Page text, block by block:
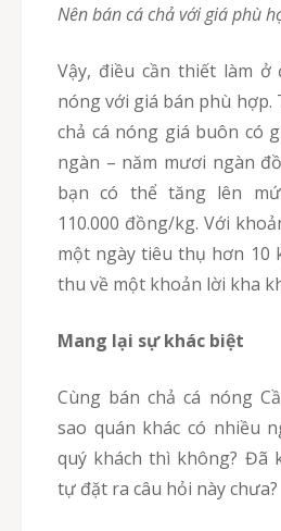
Nên bán cá chả với giá phù
Vậy, điều cần thiết làm ở đây là bán chả cá
nóng với giá bán phù hợp.
chả cá nóng giá buôn có
ngàn – năm mươi ngàn
bạn có thể tăng lên
110.000 đồng/kg. Với
một ngày tiêu thụ hơn 10
thu về một khoản lời kha
Mang lại sự khác biệt
Cùng bán chả cá nóng Cần Thơ, nhưng tại
sao quán khác có nhiều
quý khách thì không? Đã
tự đặt ra câu hỏi này chưa?